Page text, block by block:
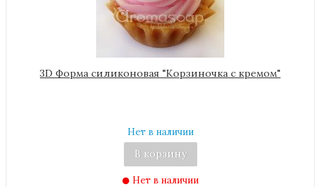
3D Форма силиконовая "Корзиночка с кремом"
Нет в наличии
В корзину
Нет в наличии